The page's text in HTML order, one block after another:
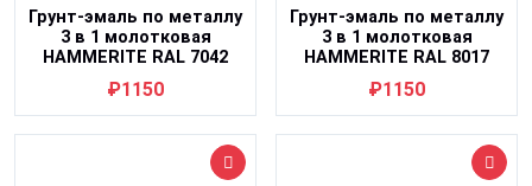
Грунт-эмаль по металлу
3 в 1 молотковая
HAMMERITE RAL 7042
серая 0,5 л
₽1150
Грунт-эмаль по металлу
3 в 1 молотковая
HAMMERITE RAL 8017
коричневая 0,5 л
₽1150